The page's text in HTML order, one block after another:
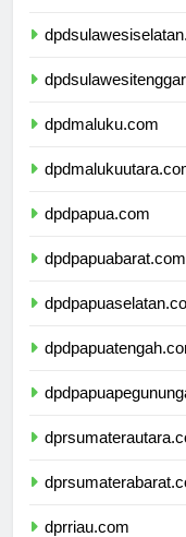
dpdmaluku.com
dpdpapua.com
dpdpapuabarat.com
dprriau.com